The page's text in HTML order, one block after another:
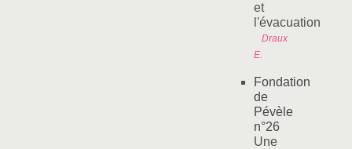
et
l'évacuation
Draux
E.
Fondation
de
Pévèle
n°26
Une